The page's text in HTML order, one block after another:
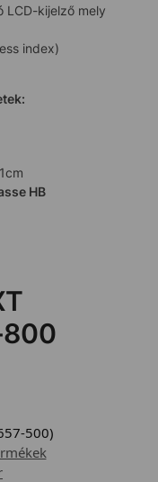
LCD-kijelző mely
index)
HB
500)